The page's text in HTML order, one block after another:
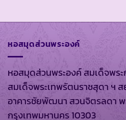
หอสมุดส่วนพระองค์
หอสมุดส่วนพระองค์ สมเด็จพระ
สมเด็จพระเทพรัตนราชสุดา ฯ
อาคารชัยพัฒนา สวนจิตรลดา พ
กรุงเทพมหานคร 10303